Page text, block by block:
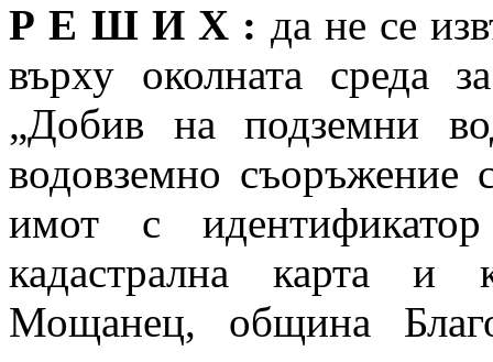
Р Е Ш И Х : да не се
върху околната среда
„Добив на подземни
водовземно
имот с
кадастрална карта и
Мощанец, община